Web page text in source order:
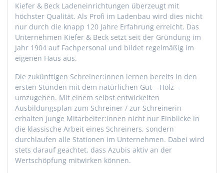
Kiefer & Beck Ladeneinrichtungen überzeugt mit
höchster Qualität. Als Profi im Ladenbau wird dies nicht
nur durch die knapp 120 Jahre Erfahrung erreicht. Das
Unternehmen Kiefer & Beck setzt seit der Gründung im
Jahr 1904 auf Fachpersonal und bildet regelmäßig im
eigenen Haus aus.
Die zukünftigen Schreiner:innen lernen bereits in den
ersten Stunden mit dem natürlichen Gut – Holz –
umzugehen. Mit einem selbst entwickelten
Ausbildungsplan zum Schreiner / zur Schreinerin
erhalten junge Mitarbeiter:innen nicht nur Einblicke in
die klassische Arbeit eines Schreiners, sondern
durchlaufen alle Stationen im Unternehmen. Dabei wird
stets darauf geachtet, dass Azubis aktiv an der
Wertschöpfung mitwirken können.